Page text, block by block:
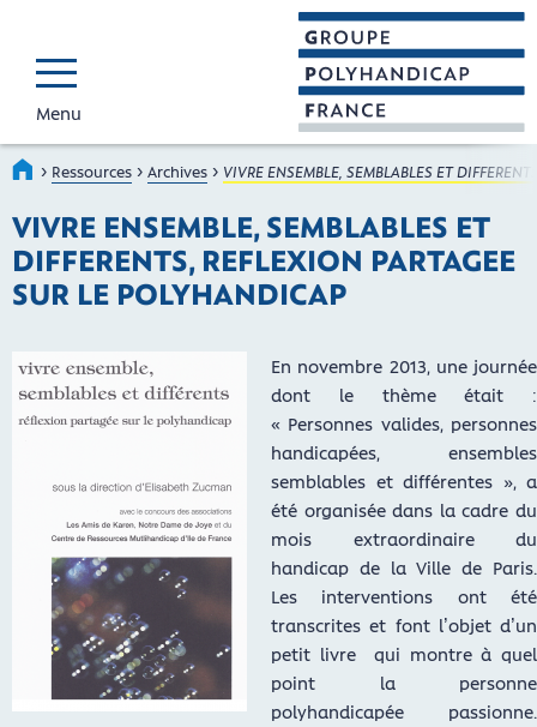
GROUPE
Faire connaître et
Menu
Accueil
› Ressources › Archives › VIVRE ENSEMBLE, SEMBLABLES ET
VIVRE ENSEMBLE, SEMBLABLES ET
DIFFERENTS, REFLEXION PARTAGEE
SUR LE POLYHANDICAP
En novembre 2013, une journée
dont le thème était :
« Personnes valides, personnes
handicapées, ensembles
semblables et différentes », a
été organisée dans la cadre du
mois extraordinaire du
handicap de la Ville de Paris.
Les interventions ont été
transcrites et font l’objet d’un
petit livre qui montre à quel
point la personne
polyhandicapée passionne.